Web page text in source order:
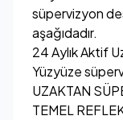
süpervizyon
aşağıdadır.
24 Aylık Aktif
Yüzyüze
UZAKTAN
TEMEL